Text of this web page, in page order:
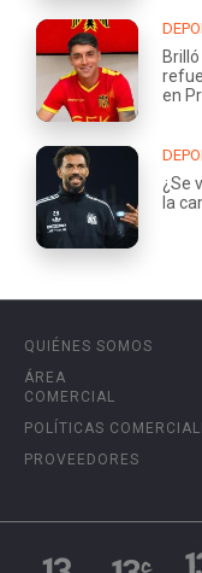
en
¿Se
la
QUIÉNES SOMOS
ÁREA
COMERCIAL
POLÍTICAS
PROVEEDORES